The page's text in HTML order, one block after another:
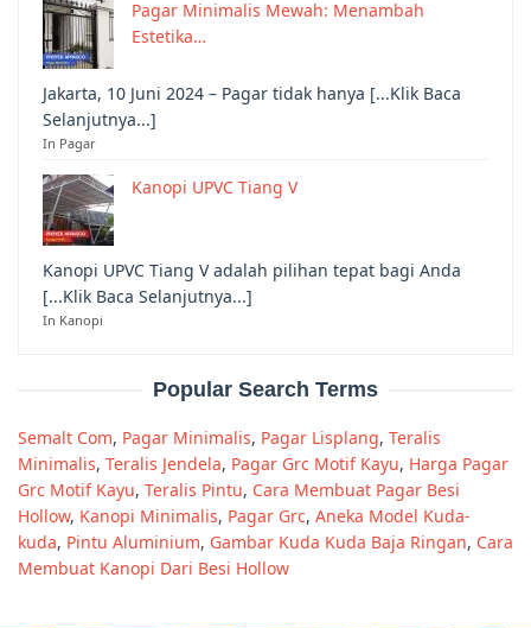
Pagar Minimalis Mewah: Menambah
Estetika…
Jakarta, 10 Juni 2024 – Pagar tidak hanya [...Klik Baca
Selanjutnya...]
In Pagar
Kanopi UPVC Tiang V
Kanopi UPVC Tiang V adalah pilihan tepat bagi Anda
[...Klik Baca Selanjutnya...]
In Kanopi
Popular Search Terms
Semalt Com, Pagar Minimalis, Pagar Lisplang, Teralis
Minimalis, Teralis Jendela, Pagar Grc Motif Kayu, Harga Pagar
Grc Motif Kayu, Teralis Pintu, Cara Membuat Pagar Besi
Hollow, Kanopi Minimalis, Pagar Grc, Aneka Model Kuda-
kuda, Pintu Aluminium, Gambar Kuda Kuda Baja Ringan, Cara
Membuat Kanopi Dari Besi Hollow